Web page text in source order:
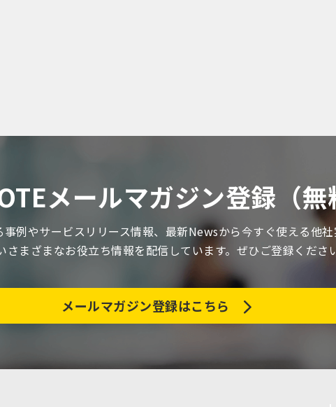
メールマガジン登録（無
例やサービスリリース情報、最新Newsから今すぐ使える他
さまざまなお役立ち情報を配信しています。ぜひご登録くださ
メールマガジン登録はこちら